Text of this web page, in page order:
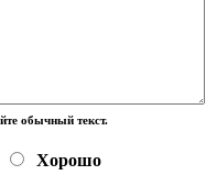
обычный текст.
Хорошо